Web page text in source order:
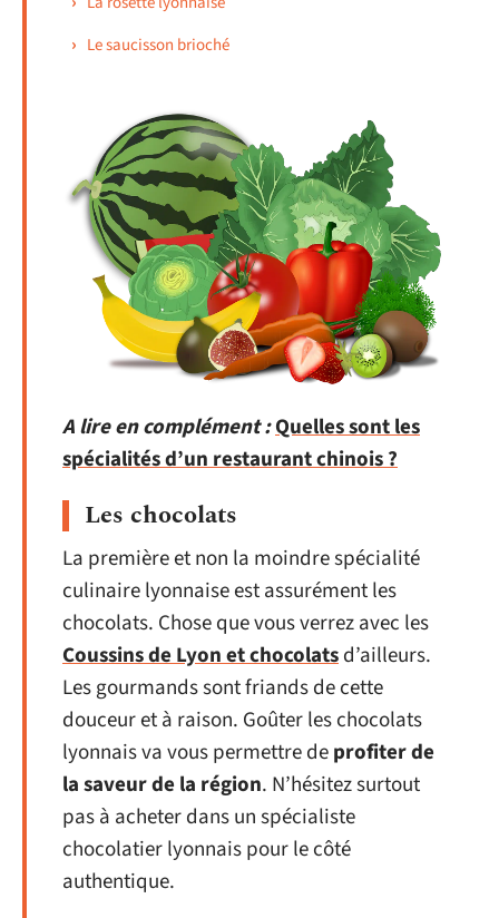
Le saucisson brioché
A lire en complément :Quelles sont les
spécialités d’un restaurant chinois ?
Les chocolats
La première et non la moindre spécialité
culinaire lyonnaise est assurément les
chocolats. Chose que vous verrez avec les
Coussins de Lyon et chocolatsd’ailleurs.
Les gourmands sont friands de cette
douceur et à raison. Goûter les chocolats
lyonnais va vous permettre deprofiter de
la saveur de la région. N’hésitez surtout
pas à acheter dans un spécialiste
chocolatier lyonnais pour le côté
authentique.